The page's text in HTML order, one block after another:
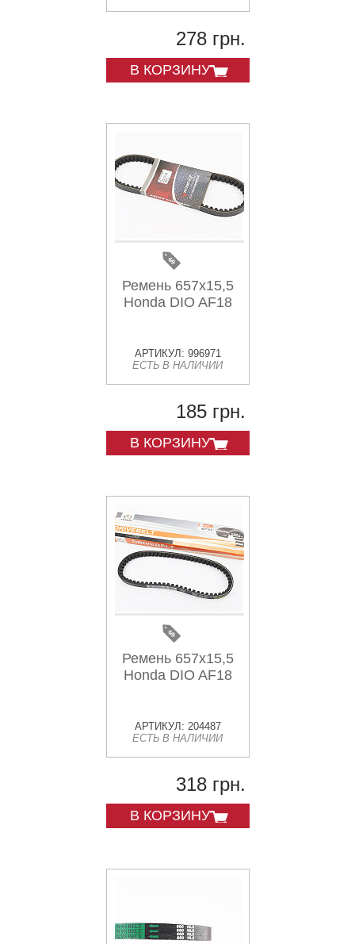
278 грн.
В КОРЗИНУ
Ремень 657х15,5
Honda DIO AF18
АРТИКУЛ: 996971
ЕСТЬ В НАЛИЧИИ
185 грн.
В КОРЗИНУ
Ремень 657х15,5
Honda DIO AF18
АРТИКУЛ: 204487
ЕСТЬ В НАЛИЧИИ
318 грн.
В КОРЗИНУ